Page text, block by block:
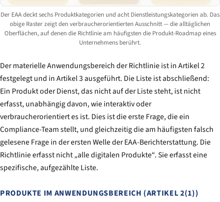
Der EAA deckt sechs Produktkategorien und acht Dienstleistungskategorien ab. Das
obige Raster zeigt den verbraucherorientierten Ausschnitt — die alltäglichen
Oberflächen, auf denen die Richtlinie am häufigsten die Produkt-Roadmap eines
Unternehmens berührt.
Der materielle Anwendungsbereich der Richtlinie ist in Artikel 2
festgelegt und in Artikel 3 ausgeführt. Die Liste ist abschließend:
Ein Produkt oder Dienst, das nicht auf der Liste steht, ist nicht
erfasst, unabhängig davon, wie interaktiv oder
verbraucherorientiert es ist. Dies ist die erste Frage, die ein
Compliance-Team stellt, und gleichzeitig die am häufigsten falsch
gelesene Frage in der ersten Welle der EAA-Berichterstattung. Die
Richtlinie erfasst nicht „alle digitalen Produkte“. Sie erfasst eine
spezifische, aufgezählte Liste.
PRODUKTE IM ANWENDUNGSBEREICH (ARTIKEL 2(1))